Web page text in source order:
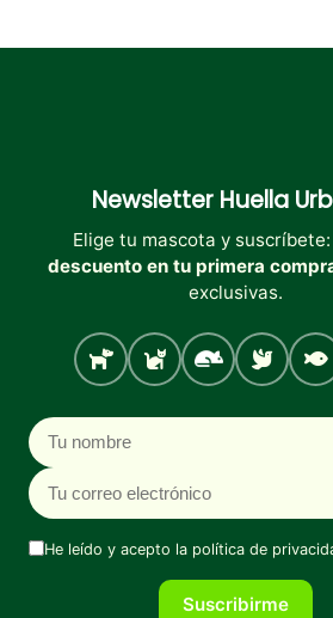
Newsletter Huella
Elige tu mascota y suscríbete:
descuento en tu primera
exclusivas.
Perro Gato Roedores
Aves
Nombre
Correo electrónico
He leído y acepto la política de
Suscribirme